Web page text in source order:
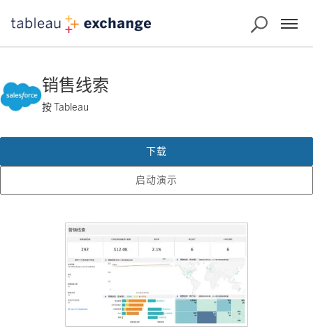
销售线索
按 Tableau
启动演示
下载